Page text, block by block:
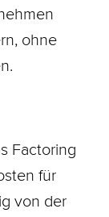
ohne
Factoring
für
von der